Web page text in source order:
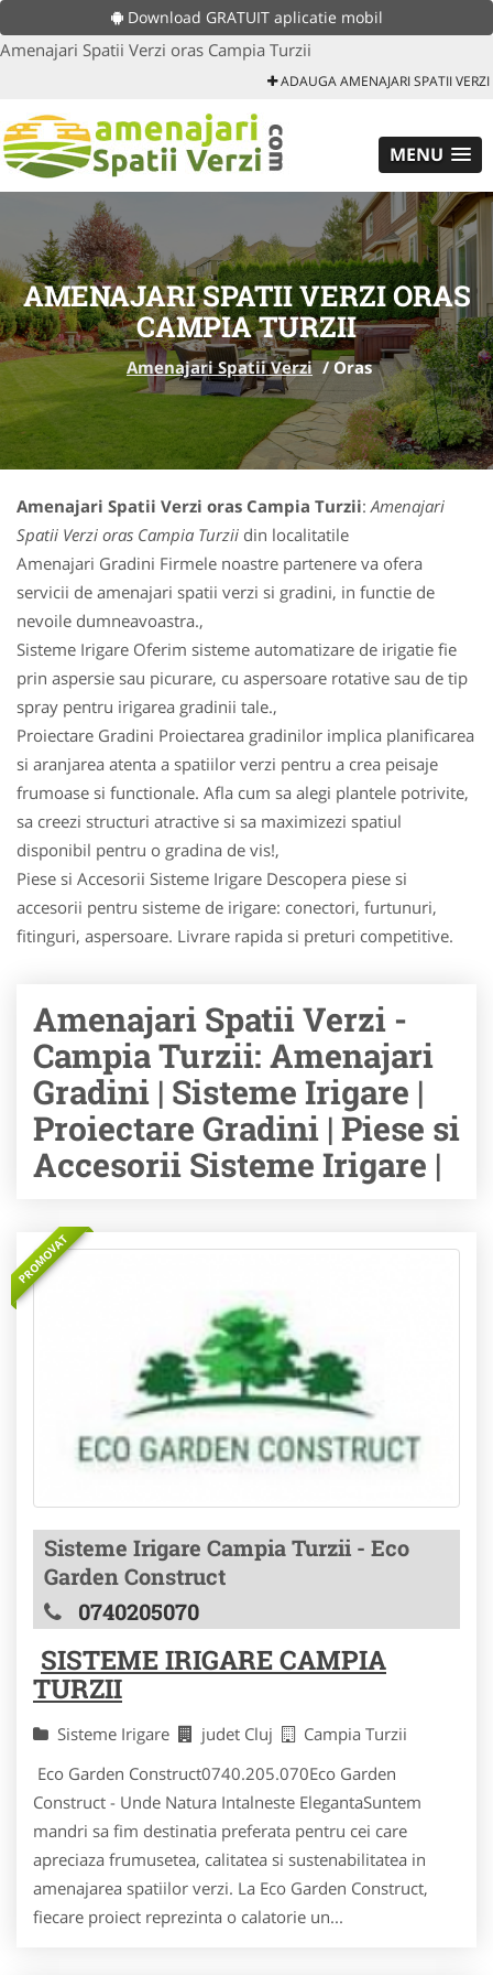
Download GRATUIT aplicatie mobil
Amenajari Spatii Verzi oras Campia Turzii
ADAUGA AMENAJARI SPATII VERZI
MENU
AMENAJARI SPATII VERZI ORAS
CAMPIA TURZII
Amenajari Spatii Verzi /Oras
Amenajari Spatii Verzi oras Campia Turzii:Amenajari
Spatii Verzi oras Campia Turzii din localitatile
Amenajari Gradini Firmele noastre partenere va ofera
servicii de amenajari spatii verzi si gradini, in functie de
nevoile dumneavoastra.,
Sisteme Irigare Oferim sisteme automatizare de irigatie fie
prin aspersie sau picurare, cu aspersoare rotative sau de tip
spray pentru irigarea gradinii tale.,
Proiectare Gradini Proiectarea gradinilor implica planificarea
si aranjarea atenta a spatiilor verzi pentru a crea peisaje
frumoase si functionale. Afla cum sa alegi plantele potrivite,
sa creezi structuri atractive si sa maximizezi spatiul
disponibil pentru o gradina de vis!,
Piese si Accesorii Sisteme Irigare Descopera piese si
accesorii pentru sisteme de irigare: conectori, furtunuri,
fitinguri, aspersoare. Livrare rapida si preturi competitive.
Amenajari Spatii Verzi -
Campia Turzii: Amenajari
Gradini | Sisteme Irigare |
Proiectare Gradini | Piese si
Accesorii Sisteme Irigare |
PROMOVAT
Sisteme Irigare Campia Turzii - Eco
Garden Construct
0740205070
SISTEME IRIGARE CAMPIA
TURZII
Sisteme Irigare judet Cluj
Campia Turzii
Eco Garden Construct0740.205.070Eco Garden
Construct - Unde Natura Intalneste ElegantaSuntem
mandri sa fim destinatia preferata pentru cei care
apreciaza frumusetea, calitatea si sustenabilitatea in
amenajarea spatiilor verzi. La Eco Garden Construct,
fiecare proiect reprezinta o calatorie un...